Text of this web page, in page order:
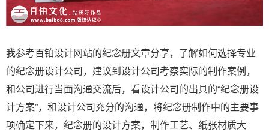
我参考百铂设计网站的纪念册文章分享，了解如何选择专业
的纪念册设计公司，建议到设计公司考察实际的制作案例，
和公司进行当面沟通交流后，看设计公司的出具的“纪念册设
计方案”，和设计公司充分的沟通，将纪念册制作中的主要事
项确定下来，纪念册的设计方案，制作工艺、纸张材质大